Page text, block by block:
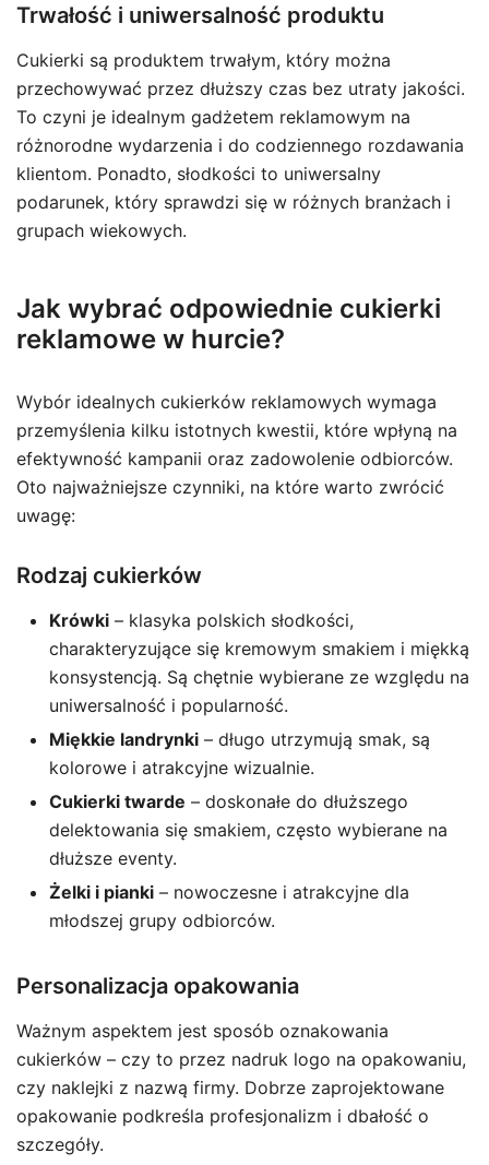
Trwałość i uniwersalność produktu
Cukierki są produktem trwałym, który można
przechowywać przez dłuższy czas bez utraty jakości.
To czyni je idealnym gadżetem reklamowym na
różnorodne wydarzenia i do codziennego rozdawania
klientom. Ponadto, słodkości to uniwersalny
podarunek, który sprawdzi się w różnych branżach i
grupach wiekowych.
Jak wybrać odpowiednie cukierki
reklamowe w hurcie?
Wybór idealnych cukierków reklamowych wymaga
przemyślenia kilku istotnych kwestii, które wpłyną na
efektywność kampanii oraz zadowolenie odbiorców.
Oto najważniejsze czynniki, na które warto zwrócić
uwagę:
Rodzaj cukierków
Krówki – klasyka polskich słodkości,
charakteryzujące się kremowym smakiem i miękką
konsystencją. Są chętnie wybierane ze względu na
uniwersalność i popularność.
Miękkie landrynki – długo utrzymują smak, są
kolorowe i atrakcyjne wizualnie.
Cukierki twarde – doskonałe do dłuższego
delektowania się smakiem, często wybierane na
dłuższe eventy.
Żelki i pianki – nowoczesne i atrakcyjne dla
młodszej grupy odbiorców.
Personalizacja opakowania
Ważnym aspektem jest sposób oznakowania
cukierków – czy to przez nadruk logo na opakowaniu,
czy naklejki z nazwą firmy. Dobrze zaprojektowane
opakowanie podkreśla profesjonalizm i dbałość o
szczegóły.